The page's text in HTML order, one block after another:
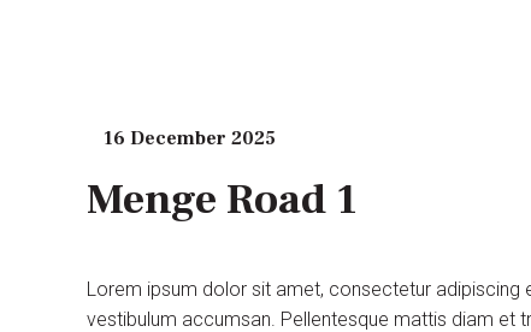
16 December 2025
Menge Road 1
Lorem ipsum dolor sit amet, consectetur
vestibulum accumsan. Pellentesque mattis diam et